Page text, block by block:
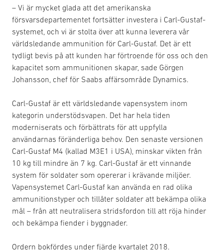
– Vi är mycket glada att det amerikanska
försvarsdepartementet fortsätter investera i Carl-Gustaf-
systemet, och vi är stolta över att kunna leverera vår
världsledande ammunition för Carl-Gustaf. Det är ett
tydligt bevis på att kunden har förtroende för oss och den
kapacitet som ammunitionen skapar, sade Görgen
Johansson, chef för Saabs affärsområde Dynamics.
Carl-Gustaf är ett världsledande vapensystem inom
kategorin understödsvapen. Det har hela tiden
moderniserats och förbättrats för att uppfylla
användarnas föränderliga behov. Den senaste versionen
Carl-Gustaf M4 (kallad M3E1 i USA), minskar vikten från
10 kg till mindre än 7 kg. Carl-Gustaf är ett vinnande
system för soldater som opererar i krävande miljöer.
Vapensystemet Carl-Gustaf kan använda en rad olika
ammunitionstyper och tillåter soldater att bekämpa olika
mål – från att neutralisera stridsfordon till att röja hinder
och bekämpa fiender i byggnader.
Ordern bokfördes under fjärde kvartalet 2018.